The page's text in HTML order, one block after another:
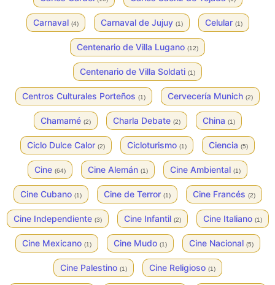
Carnaval (4) Carnaval de Jujuy (1) Celular (1)
Centenario de Villa Lugano (12)
Centenario de Villa Soldati (1)
Centros Culturales Porteños (1) Cervecería Munich (2)
Chamamé (2) Charla Debate (2) China (1)
Ciclo Dulce Calor (2) Cicloturismo (1) Ciencia (5)
Cine (64) Cine Alemán (1) Cine Ambiental (1)
Cine Cubano (1) Cine de Terror (1) Cine Francés (2)
Cine Independiente (3) Cine Infantil (2) Cine Italiano (1)
Cine Mexicano (1) Cine Mudo (1) Cine Nacional (5)
Cine Palestino (1) Cine Religioso (1)